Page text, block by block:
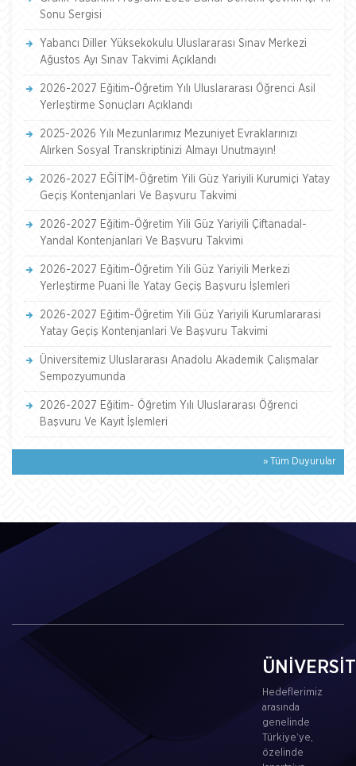
Sonu Sergisi
Yabancı Diller Yüksekokulu Uluslararası Sınav Merkezi
Ağustos Ayı Sınav Takvimi Açıklandı
2026-2027 Eğitim-Öğretim Yılı Uluslararası Öğrenci Asil
Yerleştirme Sonuçları Açıklandı
2025-2026 Yılı Mezunlarımız Mezuniyet Evraklarınızı
Alırken Sosyal Transkriptinizi Almayı Unutmayın!
2026-2027 EĞİTİM-Öğretim Yili Güz Yariyili Kurumiçi Yatay
Geçiş Kontenjanlari Ve Başvuru Takvimi
2026-2027 Eğitim-Öğretim Yili Güz Yariyili Çiftanadal-
Yandal Kontenjanlari Ve Başvuru Takvimi
2026-2027 Eğitim-Öğretim Yili Güz Yariyili Merkezi
Yerleştirme Puani İle Yatay Geçiş Başvuru İşlemleri
2026-2027 Eğitim-Öğretim Yili Güz Yariyili Kurumlararasi
Yatay Geçiş Kontenjanlari Ve Başvuru Takvimi
Üniversitemiz Uluslararası Anadolu Akademik Çalışmalar
Sempozyumunda
2026-2027 Eğitim- Öğretim Yılı Uluslararası Öğrenci
Başvuru Ve Kayıt İşlemleri
» Tüm Duyurular
Hedeflerimiz
arasında
genelinde
Türkiye’ye,
özelinde